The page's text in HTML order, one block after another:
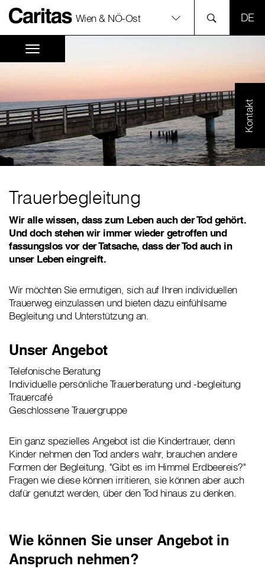
Wien & NÖ-Ost
Kontakt
Trauerbegleitung
Wir alle wissen, dass zum Leben auch der Tod gehört.
Und doch stehen wir immer wieder getroffen und
fassungslos vor der Tatsache, dass der Tod auch in
unser Leben eingreift.
Wir möchten Sie ermutigen, sich auf Ihren individuellen
Trauerweg einzulassen und bieten dazu einfühlsame
Begleitung und Unterstützung an.
Unser Angebot
Telefonische Beratung
Individuelle persönliche Trauerberatung und -begleitung
Trauercafé
Geschlossene Trauergruppe
Ein ganz spezielles Angebot ist die Kindertrauer, denn
Kinder nehmen den Tod anders wahr, brauchen andere
Formen der Begleitung. "Gibt es im Himmel Erdbeereis?"
Fragen wie diese können irritieren, sie können aber auch
dafür genutzt werden, über den Tod hinaus zu denken.
Wie können Sie unser Angebot in
Anspruch nehmen?